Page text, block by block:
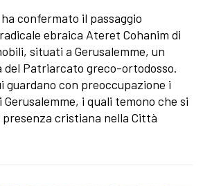
confermato il passaggio
ebraica Ateret Cohanim di
situati a Gerusalemme, un
Patriarcato greco-ortodosso.
guardano con preoccupazione i
Gerusalemme, i quali temono che si
cristiana nella Città